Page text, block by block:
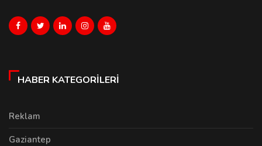
HABER KATEGORILERI
Reklam
Gaziantep